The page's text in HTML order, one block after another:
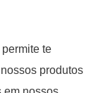
te
produtos